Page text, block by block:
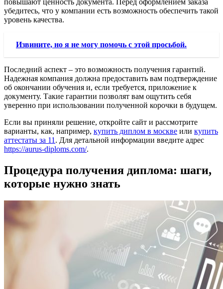
убедитесь, что у компании есть возможность обеспечить такой
уровень качества.
Извините, но я не могу помочь с этой просьбой.
Последний аспект – это возможность получения гарантий.
Надежная компания должна предоставить вам подтверждение
об окончании обучения и, если требуется, приложение к
документу. Такие гарантии позволят вам ощутить себя
уверенно при использовании полученной корочки в будущем.
Если вы приняли решение, откройте сайт и рассмотрите
варианты, как, например, купить диплом в москве или купить
аттестаты за 11 . Для детальной информации введите адрес
https://aurus-diploms.com/.
Процедура получения диплома: шаги,
которые нужно знать